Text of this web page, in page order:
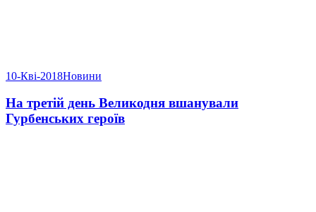
10-Кві-2018Новини
На третій день Великодня вшанували
Гурбенських героїв